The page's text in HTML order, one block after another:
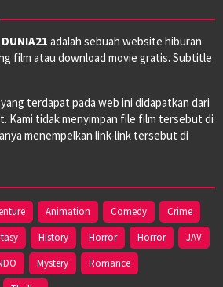
adalah sebuah website hiburan
film atau download movie gratis. Subtitle
terdapat pada web ini didapatkan dari
Kami tidak menyimpan file film tersebut di
menempelkan link-link tersebut di
Animation Comedy
Crime
History Horror Horror
JAV
Mystery
Romance